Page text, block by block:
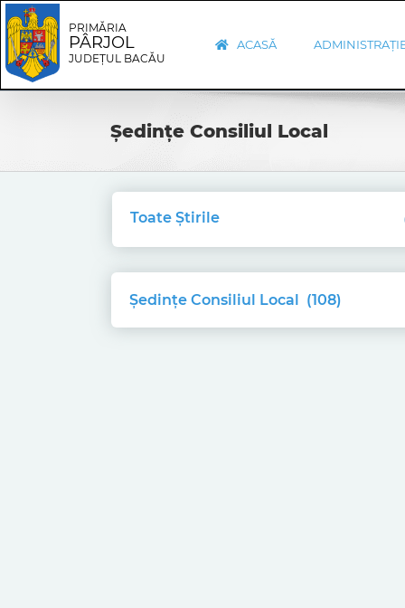
Skip
to
content
Skip
Navigation
PRIMĂRIA
PÂRJOL
JUDEȚUL BACĂU
ACASĂ
Ședințe Consiliul Local
Toate Știrile